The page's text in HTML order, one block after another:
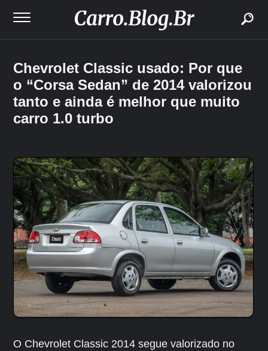
Chevrolet Classic usado: Por que
o “Corsa Sedan” de 2014 valorizou
tanto e ainda é melhor que muito
carro 1.0 turbo
O Chevrolet Classic 2014 segue valorizado no